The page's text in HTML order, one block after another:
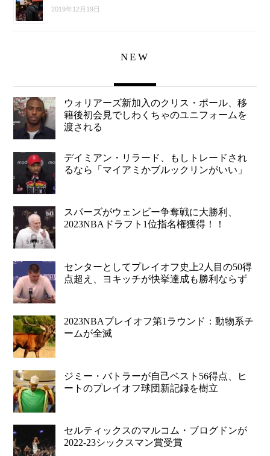
2019年12月19日
NEW
ウォリアーズ新加入のクリス・ポール、移
籍後初会見でしわくちゃのユニフォームを
渡される
デイミアン・リラード、もしトレードされ
るなら「マイアミかブルックリンがいい」
スパーズがウェンビー争奪戦に大勝利、
2023NBAドラフト1位指名権獲得！！
センターとしてプレイオフ史上2人目の50得
点超え、ヨキッチが快挙達成も勝利ならず
2023NBAプレイオフ第1ラウンド：動物系チ
ームが全滅
ジミー・バトラーが自己ベスト56得点、ヒ
ートのプレイオフ球団新記録を樹立
セルティックスのマルコム・ブログドンが
2022-23シックスマン賞受賞